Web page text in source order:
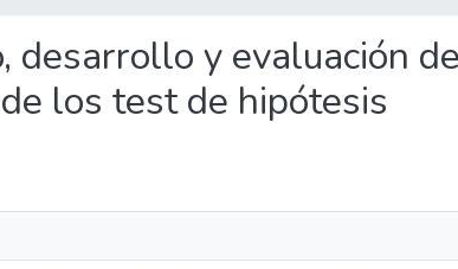
desarrollo y evaluación
los test de hipótesis